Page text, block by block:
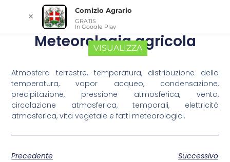
Meteorologia agricola
Atmosfera terrestre, temperatura, distribuzione della
temperatura, vapor acqueo, condensazione,
precipitazione, pressione atmosferica, vento,
circolazione atmosferica, temporali, elettricità
atmosferica, vita vegetale e fatti meteorologici.
Precedente Successivo
✕
Comizio Agrario
GRATIS
In Google Play
VISUALIZZA